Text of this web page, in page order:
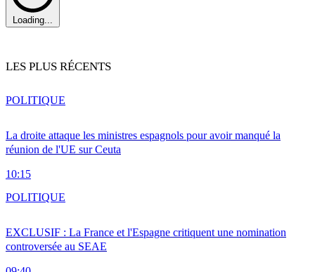
Loading...
LES PLUS RÉCENTS
La droite attaque les ministres espagnols pour avoir manqué la
réunion de l'UE sur Ceuta
10:15
POLITIQUE
EXCLUSIF : La France et l'Espagne critiquent une nomination
controversée au SEAE
POLITIQUE